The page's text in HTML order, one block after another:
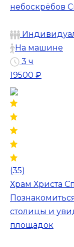
небоскрёбов
На машине
3 ч
19500 ₽
(35)
Храм Христа
столицы и
площадок